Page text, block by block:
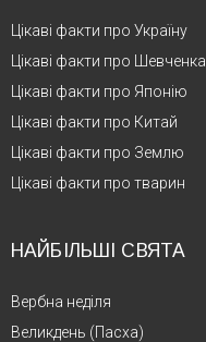
Цікаві факти про Україну
Цікаві факти про Шевченка
Цікаві факти про Японію
Цікаві факти про Китай
Цікаві факти про Землю
Цікаві факти про тварин
НАЙБІЛЬШІ СВЯТА
Вербна неділя
Великдень (Пасха)